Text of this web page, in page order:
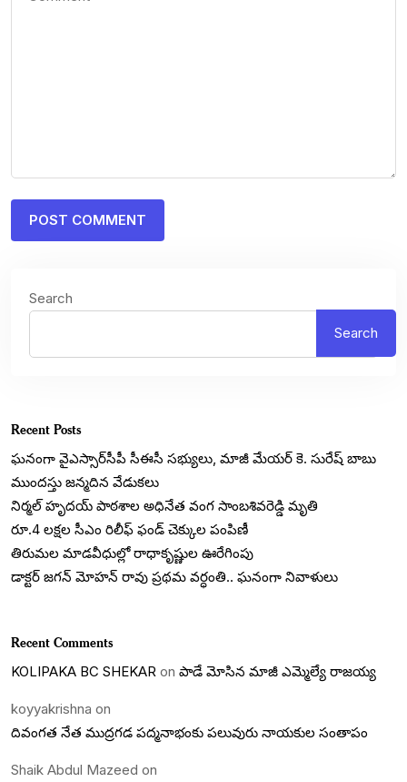
Search
Search
Recent Posts
ఘనంగా వైఎస్సార్‌సీపీ సీఈసీ సభ్యులు, మాజీ మేయర్ కె. సురేష్ బాబు
ముందస్తు జన్మదిన వేడుకలు
నిర్మల్ హృదయ్ పాఠశాల అధినేత వంగ సాంబశివరెడ్డి మృతి
రూ.4 లక్షల సీఎం రిలీఫ్ ఫండ్ చెక్కుల పంపిణీ
తిరుమల మాడవీధుల్లో రాధాకృష్ణుల ఊరేగింపు
డాక్టర్ జగన్ మోహన్ రావు ప్రథమ వర్ధంతి.. ఘనంగా నివాళులు
Recent Comments
KOLIPAKA BC SHEKAR on పాడే మోసిన మాజీ ఎమ్మెల్యే రాజయ్య
koyyakrishna on
దివంగత నేత ముద్రగడ పద్మనాభంకు పలువురు నాయకుల సంతాపం
Shaik Abdul Mazeed on